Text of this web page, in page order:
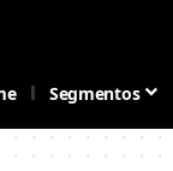
Segmentos